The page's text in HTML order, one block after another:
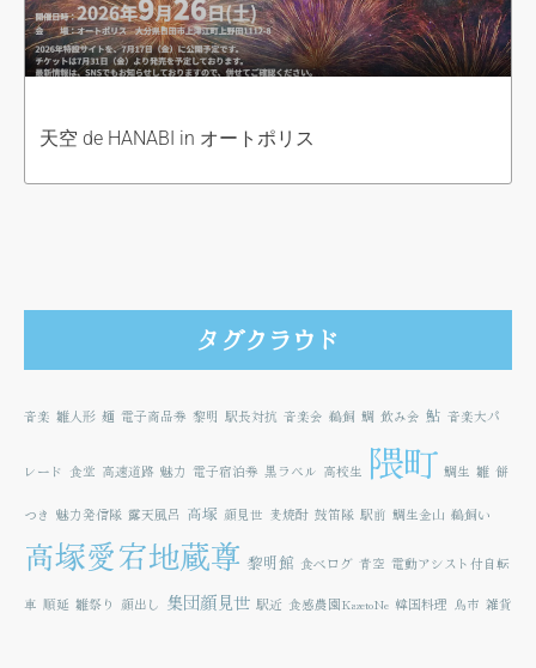
天空 de HANABI in オートポリス
タグクラウド
音楽 雛人形 麺 電子商品券 黎明 駅長対抗 音楽会 鵜飼 鯛 飲み会 鮎 音楽大パ
レード 食堂 高速道路 魅力 電子宿泊券 黒ラベル 高校生 隈町 鯛生 雛 餅
つき 魅力発信隊 露天風呂 高塚 顔見世 麦焼酎 鼓笛隊 駅前 鯛生金山 鵜飼い
高塚愛宕地蔵尊 黎明館 食べログ 青空 電動アシスト付自転
車 順延 雛祭り 顔出し 集団顔見世 駅近 食感農園KazetoNe 韓国料理 鳥市 雑貨